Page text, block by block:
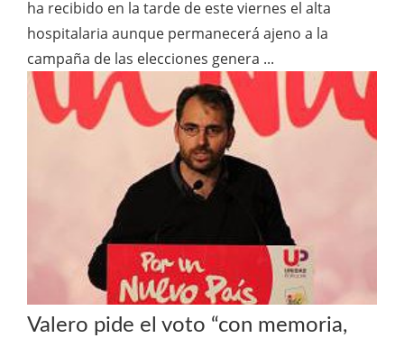
ha recibido en la tarde de este viernes el alta
hospitalaria aunque permanecerá ajeno a la
campaña de las elecciones genera ...
Valero pide el voto “con memoria,